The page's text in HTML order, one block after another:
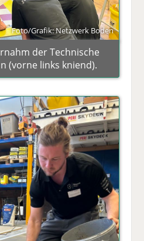
Foto/Grafik: Netzwerk Boden
der Technische
(vorne links kniend).